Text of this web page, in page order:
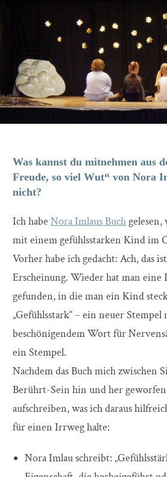
Was kannst du mitnehmen aus
Freude, so viel Wut“ von Nora
nicht?
Ich habe Nora Imlaus Buch
mit einem gefühlsstarken Kind im
Vorher habe ich gedacht: Ach, das
Erscheinung. Wieder hat man eine
gefunden, in die man ein Kind
„Gefühlsstark“ – ein neuer
beschönigendem Wort für
ein Stempel.
Nachdem das Buch mich zwischen
Berührt-Sein hin und her
aufschreiben, was ich daraus
für einen Irrweg halte:
Nora Imlau schreibt: